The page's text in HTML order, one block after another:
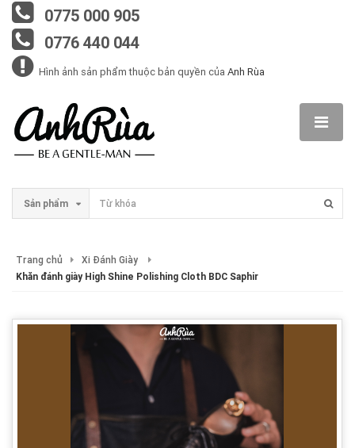
0775 000 905
0776 440 044
Hình ảnh sản phẩm thuộc bản quyền của Anh Rùa
Sản phẩm
Trang chủ
Xi Đánh Giày
Khăn đánh giày High Shine Polishing Cloth BDC Saphir